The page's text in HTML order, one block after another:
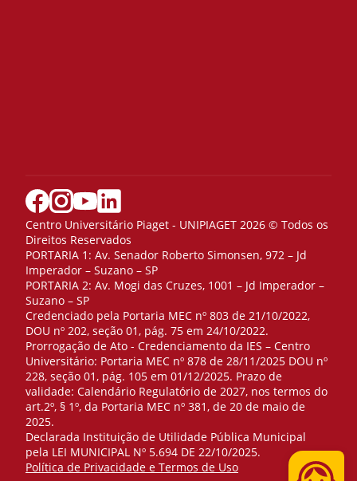
Centro Universitário Piaget - UNIPIAGET 2026 © Todos os
Direitos Reservados
PORTARIA 1: Av. Senador Roberto Simonsen, 972 – Jd
Imperador – Suzano – SP
PORTARIA 2: Av. Mogi das Cruzes, 1001 – Jd Imperador –
Suzano – SP
Credenciado pela Portaria MEC nº 803 de 21/10/2022,
DOU nº 202, seção 01, pág. 75 em 24/10/2022.
Prorrogação de Ato - Credenciamento da IES – Centro
Universitário: Portaria MEC nº 878 de 28/11/2025 DOU nº
228, seção 01, pág. 105 em 01/12/2025. Prazo de
validade: Calendário Regulatório de 2027, nos termos do
art.2º, § 1º, da Portaria MEC nº 381, de 20 de maio de
2025.
Declarada Instituição de Utilidade Pública Municipal
pela LEI MUNICIPAL Nº 5.694 DE 22/10/2025.
Política de Privacidade e Termos de Uso
Telefone